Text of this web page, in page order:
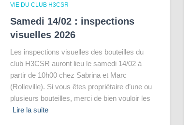
VIE DU CLUB H3CSR
Samedi 14/02 : inspections
visuelles 2026
Les inspections visuelles des bouteilles du
club H3CSR auront lieu le samedi 14/02 à
partir de 10h00 chez Sabrina et Marc
(Rolleville). Si vous êtes propriétaire d’une ou
plusieurs bouteilles, merci de bien vouloir les
Lire la suite